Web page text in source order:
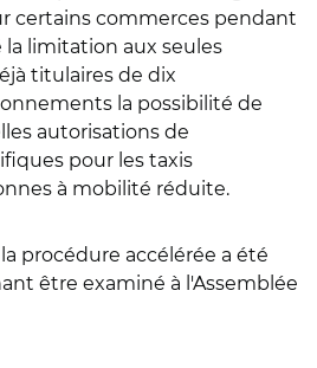
certains commerces pendant
la limitation aux seules
titulaires de dix
la possibilité de
autorisations de
pour les taxis
à mobilité réduite.
procédure accélérée a été
être examiné à l'Assemblée